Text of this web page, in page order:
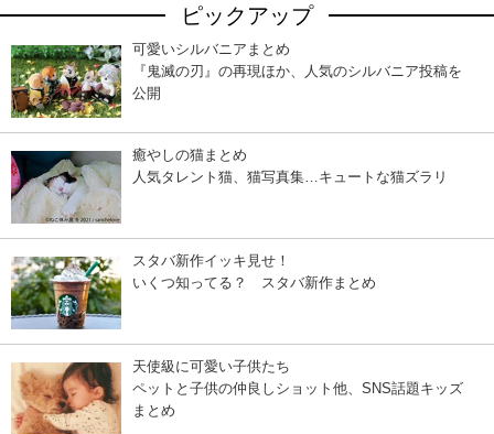
ピックアップ
可愛いシルバニアまとめ
『鬼滅の刃』の再現ほか、人気のシルバニア投稿を
公開
癒やしの猫まとめ
人気タレント猫、猫写真集…キュートな猫ズラリ
スタバ新作イッキ見せ！
いくつ知ってる？ スタバ新作まとめ
天使級に可愛い子供たち
ペットと子供の仲良しショット他、SNS話題キッズ
まとめ